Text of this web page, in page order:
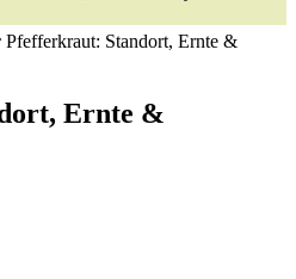
Pfefferkraut: Standort, Ernte &
Ernte &